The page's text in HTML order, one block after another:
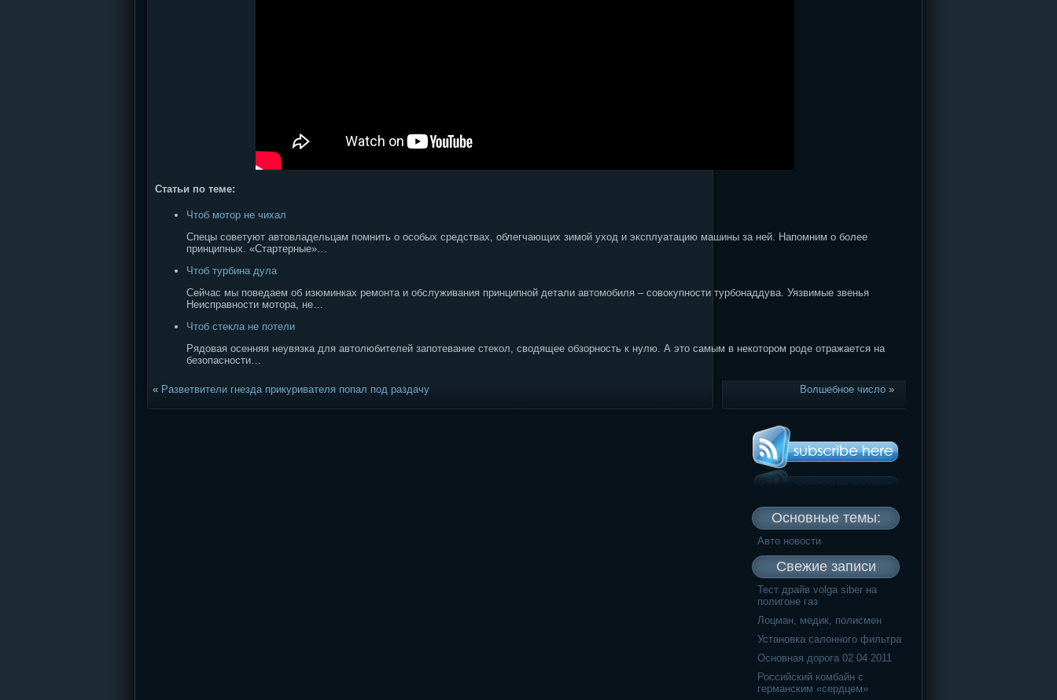
Статьи по теме:
Чтоб мотор не чихал
Спецы советуют автовладельцам помнить о особых средствах, облегчающих зимой уход и эксплуатацию машины за ней. Напомним о более
принципных. «Стартерные»…
Чтоб турбина дула
Сейчас мы поведаем об изюминках ремонта и обслуживания принципной детали автомобиля – совокупности турбонаддува. Уязвимые звенья
Неисправности мотора, не…
Чтоб стекла не потели
Рядовая осенняя неувязка для автолюбителей запотевание стекол, сводящее обзорность к нулю. А это самым в некотором роде отражается на
безопасности…
« Разветвители гнезда прикуривателя попал под раздачу Волшебное число »
Основные темы:
Авто новости
Свежие записи
Тест драйв volga siber на
полигоне газ
Лоцман, медик, полисмен
Установка салонного фильтра
Основная дорога 02 04 2011
Российский комбайн с
германским «сердцем»